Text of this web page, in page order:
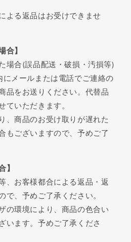
よる返品はお受けできませ
合】
場合(誤品配送・破損・汚損等)
メールまたは電話でご連絡の
品をお送りください。代替品
ていただきます。
、商品のお受け取りが遅れた
もございますので、予めご了
】
、お客様都合による返品・返
で、予めご了承ください。
の環境により、商品の色合い
います。予めご了承くださ